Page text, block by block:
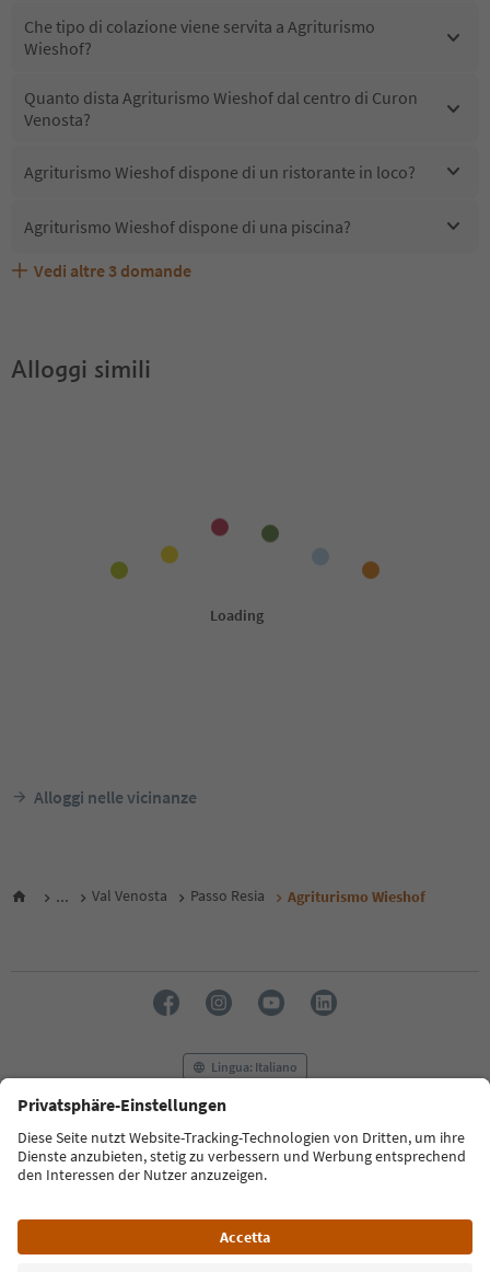
Che tipo di colazione viene servita a Agriturismo
Wieshof?
Quanto dista Agriturismo Wieshof dal centro di Curon
Venosta?
Agriturismo Wieshof dispone di un ristorante in loco?
Agriturismo Wieshof dispone di una piscina?
Agriturismo Wieshof accetta animali domestici?
Quali servizi/attività sono disponibili presso Agriturismo
Gli ospiti di Agriturismo Wieshof ricevono l'Alto Adige
Vedi altre 3 domande
Alloggi simili
Alloggi nelle vicinanze
... Val Venosta Passo Resia Agriturismo Wieshof
Lingua: Italiano
FAQ Contatti Press MICE
Privacy Policy
Termini e condizioni
Crediti
Cookie Policy
Alto Adige B2B